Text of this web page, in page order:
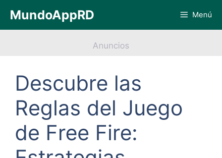
contenido
MundoAppRD Menú
Anuncios
Descubre las
Reglas del Juego
de Free Fire: